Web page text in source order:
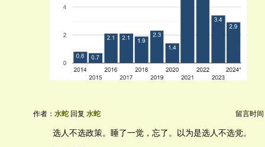
作者： 水蛇 回复 水蛇 留言时间
选人不选政策。睡了一觉，忘了。以为是选人不选党。